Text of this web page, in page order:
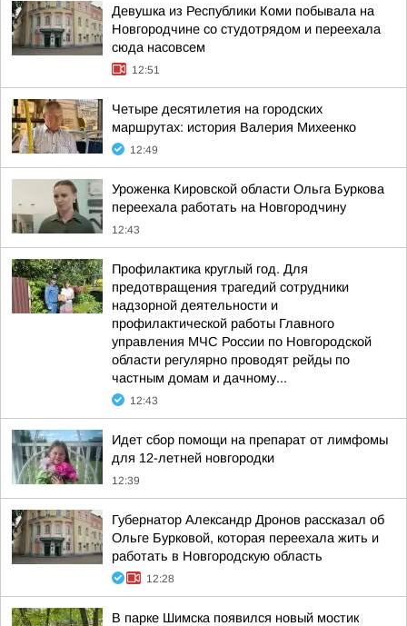
Девушка из Республики Коми побывала на
Новгородчине со студотрядом и переехала
сюда насовсем
12:51
Четыре десятилетия на городских
маршрутах: история Валерия Михеенко
12:49
Уроженка Кировской области Ольга Буркова
переехала работать на Новгородчину
12:43
Профилактика круглый год. Для
предотвращения трагедий сотрудники
надзорной деятельности и
профилактической работы Главного
управления МЧС России по Новгородской
области регулярно проводят рейды по
частным домам и дачному...
12:43
Идет сбор помощи на препарат от лимфомы
для 12-летней новгородки
12:39
Губернатор Александр Дронов рассказал об
Ольге Бурковой, которая переехала жить и
работать в Новгородскую область
12:28
В парке Шимска появился новый мостик